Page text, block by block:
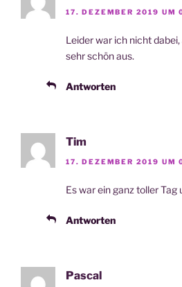
17. DEZEMBER 2019 UM
Lei­der war ich nicht
sehr schön aus.
Antworten
Tim
17. DEZEMBER 2019 UM
Es war ein ganz tol­ler Tag
Antworten
Pascal